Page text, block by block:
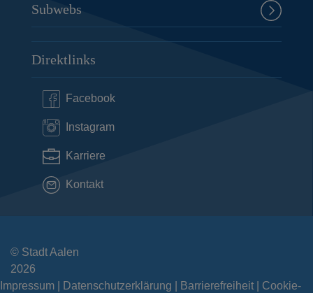
Subwebs
Direktlinks
Facebook
Instagram
Karriere
Kontakt
© Stadt Aalen
2026
Impressum
Datenschutzerklärung Barrierefreiheit Cookie-